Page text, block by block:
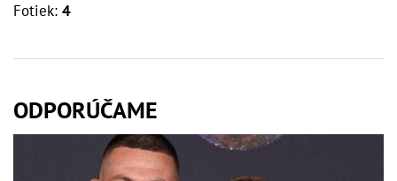
Fotiek: 4
ODPORÚČAME